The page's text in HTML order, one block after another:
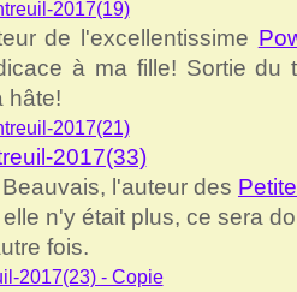
de l'excellentissime
à ma fille! Sortie du
hâte!
l'auteur des
n'y était plus, ce sera
fois.